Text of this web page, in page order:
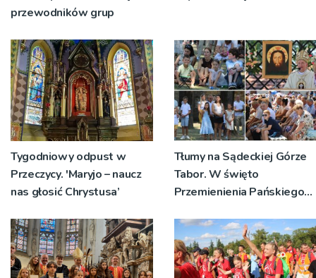
przewodników grup
Tygodniowy odpust w
Przeczycy. 'Maryjo – naucz
nas głosić Chrystusa’
Tłumy na Sądeckiej Górze
Tabor. W święto
Przemienienia Pańskiego
znaczeniu Sakramentów
[ZDJĘCIA]